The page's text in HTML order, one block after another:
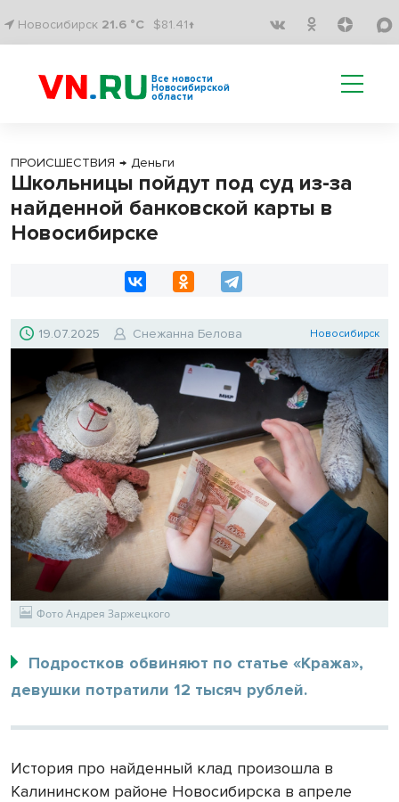
Новосибирск 21.6 °C $81.41↑
Все новости
Новосибирской
области
ПРОИСШЕСТВИЯ → Деньги
Школьницы пойдут под суд из-за
найденной банковской карты в
Новосибирске
19.07.2025 Снежанна Белова Новосибирск
Фото Андрея Заржецкого
Подростков обвиняют по статье «Кража»,
девушки потратили 12 тысяч рублей.
История про найденный клад произошла в
Калининском районе Новосибирска в апреле